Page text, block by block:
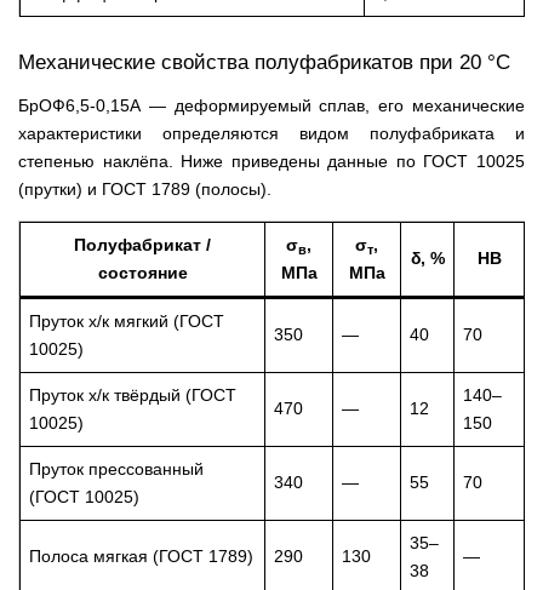
Механические свойства полуфабрикатов при 20 °C
БрОФ6,5-0,15А — деформируемый сплав, его механические
характеристики определяются видом полуфабриката и
степенью наклёпа. Ниже приведены данные по ГОСТ 10025
(прутки) и ГОСТ 1789 (полосы).
Полуфабрикат /
состояние
σв,
МПа
σт,
МПа
δ, % HB
Пруток х/к мягкий (ГОСТ
10025)
350 — 40 70
Пруток х/к твёрдый (ГОСТ
10025)
470 — 12
140–
150
Пруток прессованный
(ГОСТ 10025)
340 — 55 70
Полоса мягкая (ГОСТ 1789) 290 130
35–
38
—